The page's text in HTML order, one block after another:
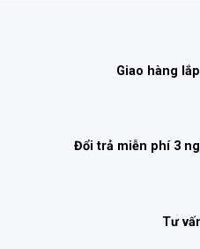
Giao hàng
Đổi trả miễn phí 3
Tư